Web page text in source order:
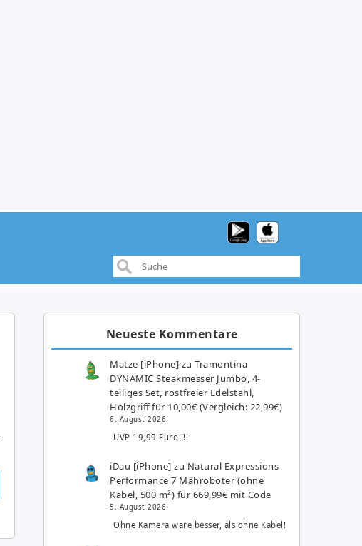
Neueste Kommentare
Matze [iPhone] zuTramontina
DYNAMIC Steakmesser Jumbo, 4-
teiliges Set, rostfreier Edelstahl,
Holzgriff für 10,00€ (Vergleich: 22,99€)
6. August 2026
UVP 19,99 Euro !!!
iDau [iPhone] zu Natural Expressions
Performance 7 Mähroboter (ohne
Kabel, 500 m²) für 669,99€ mit Code
5. August 2026
Ohne Kamera wäre besser, als ohne Kabel!